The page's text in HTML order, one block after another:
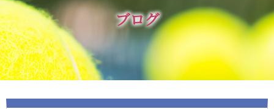
ブログ